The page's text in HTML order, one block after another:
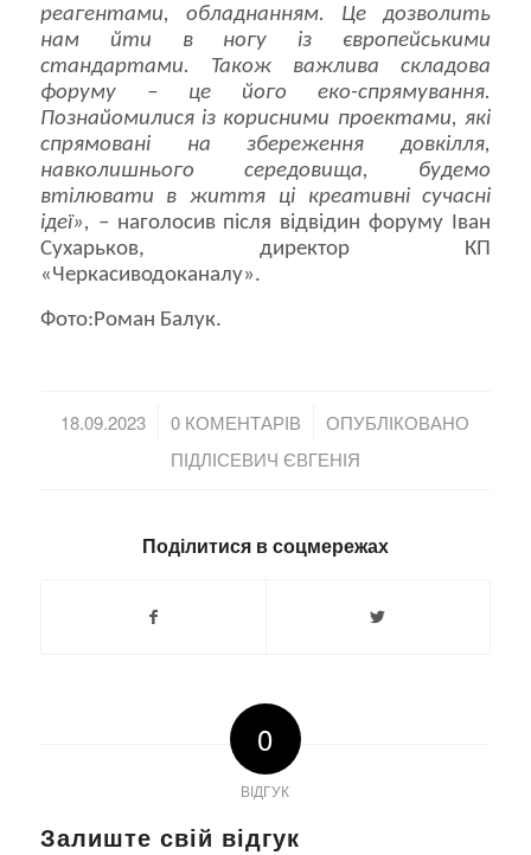
реагентами, обладнанням. Це дозволить
нам йти в ногу із європейськими
стандартами. Також важлива складова
форуму – це його еко-спрямування.
Познайомилися із корисними проектами, які
спрямовані на збереження довкілля,
навколишнього середовища, будемо
втілювати в життя ці креативні сучасні
ідеї», – наголосив після відвідин форуму Іван
Сухарьков, директор КП
«Черкасиводоканалу».
Фото:Роман Балук.
18.09.2023
/ 0 КОМЕНТАРІВ
/
ОПУБЛІКОВАНО
ПІДЛІСЕВИЧ ЄВГЕНІЯ
Поділитися в соцмережах
0
ВІДГУК
Залиште свій відгук